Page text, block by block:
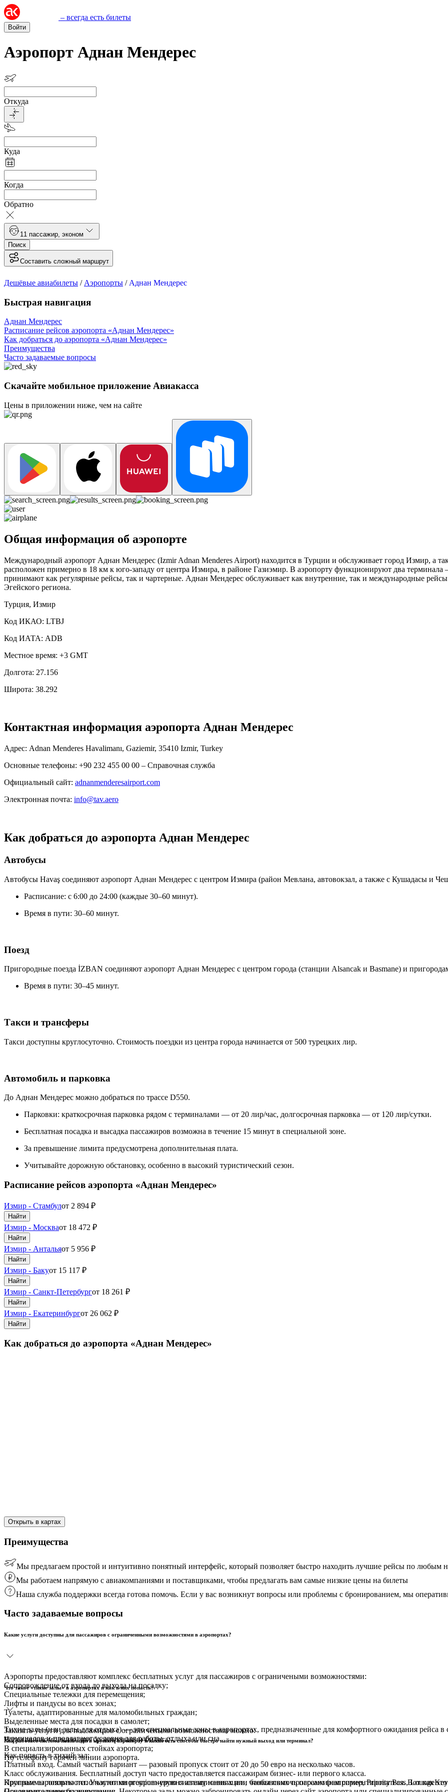
– всегда есть билеты
Войти
Аэропорт Аднан Мендерес
Откуда
Куда
Когда
Обратно
1 1 пассажир эконом
Поиск
Составить сложный маршрут
Дешёвые авиабилеты / Аэропорты / Аднан Мендерес
Быстрая навигация
Аднан Мендерес
Расписание рейсов аэропорта «Аднан Мендерес»
Как добраться до аэропорта «Аднан Мендерес»
Преимущества
Часто задаваемые вопросы
Скачайте мобильное приложение Авиакасса
Цены в приложении ниже, чем на сайте
Общая информация об аэропорте
Международный аэропорт Аднан Мендерес (Izmir Adnan Menderes Airport) находится в Турции и обслуживает город Измир, а
расположен примерно в 18 км к юго-западу от центра Измира, в районе Газиэмир. В аэропорту функционируют два
принимают как регулярные рейсы, так и чартерные. Аднан Мендерес обслуживает как внутренние, так и международные
Эгейского региона.
Турция, Измир
Код ИКАО: LTBJ
Код ИАТА: ADB
Местное время: +3 GMT
Долгота: 27.156
Широта: 38.292
Контактная информация аэропорта Аднан Мендерес
Адрес: Adnan Menderes Havalimanı, Gaziemir, 35410 Izmir, Turkey
Основные телефоны: +90 232 455 00 00 – Справочная служба
Официальный сайт: adnanmenderesairport.com
Электронная почта: info@tav.aero
Как добраться до аэропорта Аднан Мендерес
Автобусы
Автобусы Havaş соединяют аэропорт Аднан Мендерес с центром Измира (район Мевлана, автовокзал, а также с Кушадасы и
Расписание: с 6:00 до 24:00 (каждые 30–60 минут).
Время в пути: 30–60 минут.
Поезд
Пригородные поезда İZBAN соединяют аэропорт Аднан Мендерес с центром города (станции Alsancak и Basmane) и
Время в пути: 30–45 минут.
Такси и трансферы
Такси доступны круглосуточно. Стоимость поездки из центра города начинается от 500 турецких лир.
Автомобиль и парковка
До Аднан Мендерес можно добраться по трассе D550.
Парковки: краткосрочная парковка рядом с терминалами — от 20 лир/час, долгосрочная парковка — от 120 лир/сутки.
Бесплатная посадка и высадка пассажиров возможна в течение 15 минут в специальной зоне.
За превышение лимита предусмотрена дополнительная плата.
Учитывайте дорожную обстановку, особенно в высокий туристический сезон.
Расписание рейсов аэропорта «Аднан Мендерес»
Измир - Стамбулот 2 894 ₽
Найти
Измир - Москваот 18 472 ₽
Найти
Измир - Антальяот 5 956 ₽
Найти
Измир - Бакуот 15 117 ₽
Найти
Измир - Санкт-Петербургот 18 261 ₽
Найти
Измир - Екатеринбургот 26 062 ₽
Найти
Как добраться до аэропорта «Аднан Мендерес»
Открыть в картах
Преимущества
Мы предлагаем простой и интуитивно понятный интерфейс, который позволяет быстро находить лучшие рейсы по любым
Мы работаем напрямую с авиакомпаниями и поставщиками, чтобы предлагать вам самые низкие цены на билеты
Наша служба поддержки всегда готова помочь. Если у вас возникнут вопросы или проблемы с бронированием, мы
Часто задаваемые вопросы
Какие услуги доступны для пассажиров с ограниченными возможностями в аэропортах?
Аэропорты предоставляют комплекс бесплатных услуг для пассажиров с ограничеными возможностями:
Сопровождение от входа до выхода на посадку;
Специальные тележки для перемещения;
Лифты и пандусы во всех зонах;
Туалеты, адаптированные для маломобильных граждан;
Выделенные места для посадки в самолет;
Заказать услуги для пассажиров с ограничеными возможностями можно:
Через авиакомпанию при бронировании билета;
В специализированных стойках аэропорта;
По телефону горячей линии аэропорта.
Что такое «тихие залы» в аэропортах и как в них попасть?
Тихие залы (или залы для отдыха) — это специальные зоны в аэропортах, предназначенные для комфортного ожидания рейса
терминалов и предлагают условия для работы, отдыха или сна.
Как попасть в тихий зал:
Платный вход. Самый частый вариант — разовый пропуск стоит от 20 до 50 евро на несколько часов.
Класс обслуживания. Бесплатный доступ часто предоставляется пассажирам бизнес- или первого класса.
Программы лояльности. Участники premium-уровня авиационных или банковских программ (например, Priority Pass,
Как работает система навигации в крупном аэропорту и какие есть способы быстро найти нужный выход или терминал?
Крупные аэропорты используют многоуровневую систему навигации, чтобы помочь пассажирам сориентироваться. Вот как